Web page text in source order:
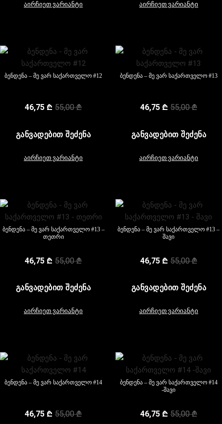
აირჩიეთ ვარიანტი აირჩიეთ ვარიანტი
ბენდენა – მე ვარ საქართველო #12
55,00₾
46,75 ₾
ᲒᲐᲜᲕᲐᲓᲔᲑᲘᲗ ᲨᲔᲫᲔᲜᲐ
აირჩიეთ ვარიანტი
ბენდენა – მე ვარ საქართველო #13
55,00₾
46,75 ₾
ᲒᲐᲜᲕᲐᲓᲔᲑᲘᲗ ᲨᲔᲫᲔᲜᲐ
აირჩიეთ ვარიანტი
ბენდენა – მე ვარ საქართველო #13 –
თეთრი
55,00₾
46,75 ₾
ᲒᲐᲜᲕᲐᲓᲔᲑᲘᲗ ᲨᲔᲫᲔᲜᲐ
აირჩიეთ ვარიანტი
ბენდენა – მე ვარ საქართველო #13 –
შავი
55,00₾
46,75 ₾
ᲒᲐᲜᲕᲐᲓᲔᲑᲘᲗ ᲨᲔᲫᲔᲜᲐ
აირჩიეთ ვარიანტი
ბენდენა – მე ვარ საქართველო #14
55,00₾
46,75 ₾
ბენდენა – მე ვარ საქართველო #14
-შავი
55,00₾
46,75 ₾